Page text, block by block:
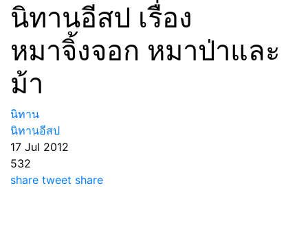
นิทานอีสป เรื่อง
หมาจิ้งจอก หมาป่าและ
ม้า
นิทาน
นิทานอีสป
17 Jul 2012
532
share tweet share